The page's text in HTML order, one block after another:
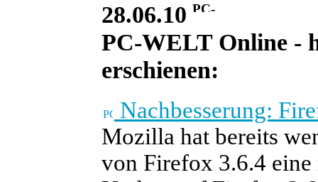
28.06.10
PC-WELT Online -
erschienen:
Nachbesserung:
Mozilla hat bereits
von Firefox 3.6.4 eine